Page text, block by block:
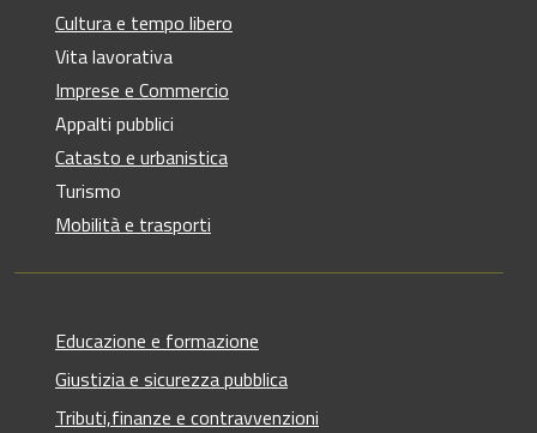
Cultura e tempo libero
Vita lavorativa
Imprese e Commercio
Appalti pubblici
Catasto e urbanistica
Turismo
Mobilità e trasporti
Educazione e formazione
Giustizia e sicurezza pubblica
Tributi,finanze e contravvenzioni